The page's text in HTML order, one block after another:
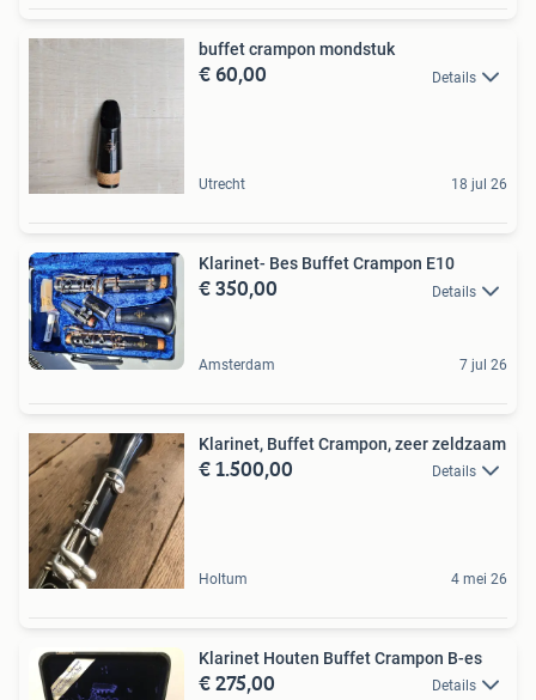
buffet crampon mondstuk
€ 60,00 Details
Utrecht 18 jul 26
Klarinet- Bes Buffet Crampon E10
€ 350,00 Details
Amsterdam 7 jul 26
Klarinet, Buffet Crampon, zeer zeldzaam
€ 1.500,00 Details
Holtum 4 mei 26
Klarinet Houten Buffet Crampon B-es
€ 275,00 Details